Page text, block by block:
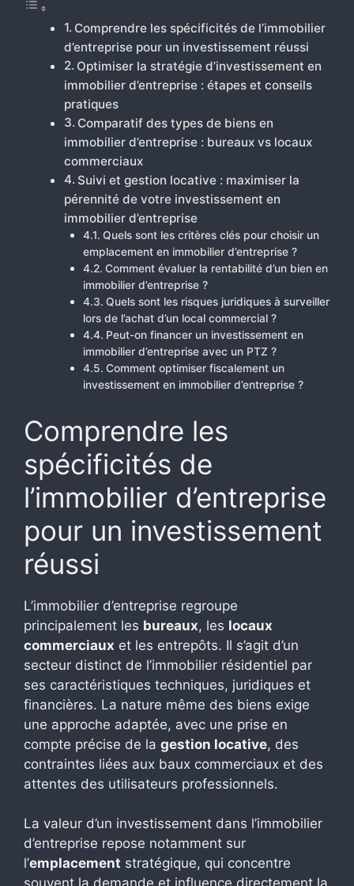
Comprendre les spécificités de l’immobilier
d’entreprise pour un investissement réussi
Optimiser la stratégie d’investissement en
immobilier d’entreprise : étapes et conseils
pratiques
Comparatif des types de biens en
immobilier d’entreprise : bureaux vs locaux
commerciaux
Suivi et gestion locative : maximiser la
pérennité de votre investissement en
immobilier d’entreprise
Quels sont les critères clés pour choisir un
emplacement en immobilier d’entreprise ?
Comment évaluer la rentabilité d’un bien en
immobilier d’entreprise ?
Quels sont les risques juridiques à surveiller
lors de l’achat d’un local commercial ?
Peut-on financer un investissement en
immobilier d’entreprise avec un PTZ ?
Comment optimiser fiscalement un
investissement en immobilier d’entreprise ?
Comprendre les
spécificités de
l’immobilier d’entreprise
pour un investissement
réussi
L’immobilier d’entreprise regroupe
principalement les bureaux, les locaux
commerciaux et les entrepôts. Il s’agit d’un
secteur distinct de l’immobilier résidentiel par
ses caractéristiques techniques, juridiques et
financières. La nature même des biens exige
une approche adaptée, avec une prise en
compte précise de la gestion locative, des
contraintes liées aux baux commerciaux et des
attentes des utilisateurs professionnels.
La valeur d’un investissement dans l’immobilier
d’entreprise repose notamment sur
l’emplacement stratégique, qui concentre